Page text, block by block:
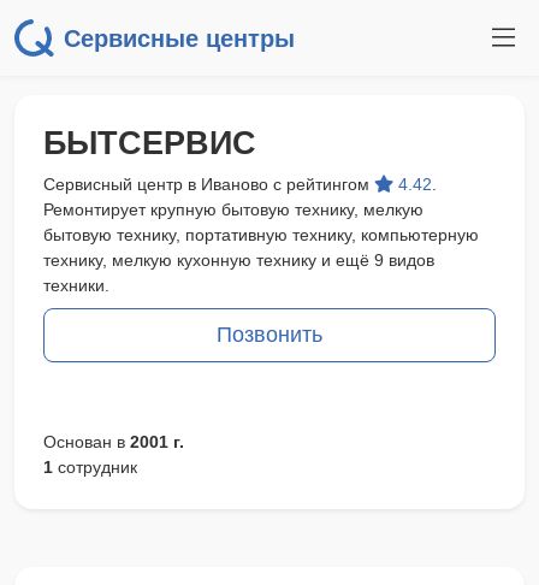
Сервисные центры
БЫТСЕРВИС
Сервисный центр в Иваново с рейтингом 4.42
Ремонтирует крупную бытовую технику, мелкую
бытовую технику, портативную технику, компьютерную
технику, мелкую кухонную технику и ещё 9 видов
техники.
Позвонить
Основан в 2001 г.
1 сотрудник